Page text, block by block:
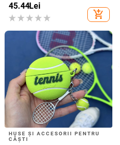
45.44Lei
add_shopping_cart
HUSE ȘI ACCESORII PENTRU
CĂȘTI